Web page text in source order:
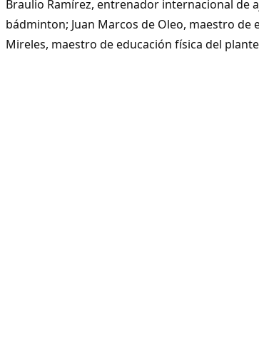
Braulio Ramírez, entrenador internacional de
bádminton; Juan Marcos de Oleo, maestro de
Mireles, maestro de educación física del